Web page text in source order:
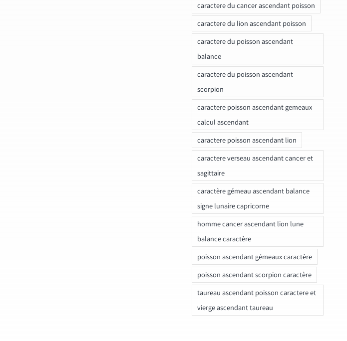
caractere du cancer ascendant poisson
caractere du lion ascendant poisson
caractere du poisson ascendant
balance
caractere du poisson ascendant
scorpion
caractere poisson ascendant gemeaux
calcul ascendant
caractere poisson ascendant lion
caractere verseau ascendant cancer et
sagittaire
caractère gémeau ascendant balance
signe lunaire capricorne
homme cancer ascendant lion lune
balance caractère
poisson ascendant gémeaux caractère
poisson ascendant scorpion caractère
taureau ascendant poisson caractere et
vierge ascendant taureau